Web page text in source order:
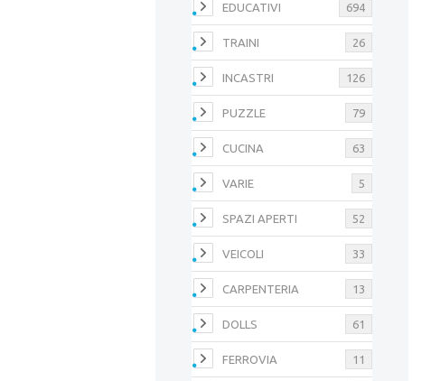
EDUCATIVI 694
TRAINI 26
INCASTRI 126
PUZZLE 79
CUCINA 63
VARIE 5
SPAZI APERTI 52
VEICOLI 33
CARPENTERIA 13
DOLLS 61
FERROVIA 11